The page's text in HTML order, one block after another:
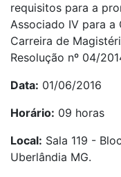
requisitos para a
Associado IV para a
Carreira de
Resolução nº 04/
Data: 01/06/2016
Horário: 09 horas
Local: Sala 119 -
Uberlândia MG.